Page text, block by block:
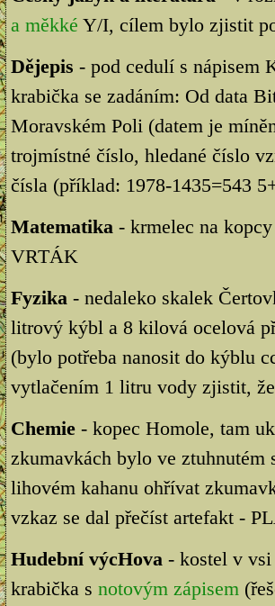
a měkké Y/I, cílem bylo zjistit
Dějepis - pod cedulí s
krabička se zadáním: Od data
Moravském Poli (datem je
trojmístné číslo, hledané číslo
čísla (příklad: 1978-1435=543
Matematika- krmelec na
VRTÁK
Fyzika- nedaleko skalek
litrový kýbl a 8 kilová ocelová
(bylo potřeba nanosit do kýblu
vytlačením 1 litru vody zjistit,
Chemie- kopec Homole, tam
zkumavkách bylo ve ztuhnutém
lihovém kahanu ohřívat
vzkaz se dal přečíst artefakt -
Hudební výcHova- kostel v vsi
krabička s notovým zápisem